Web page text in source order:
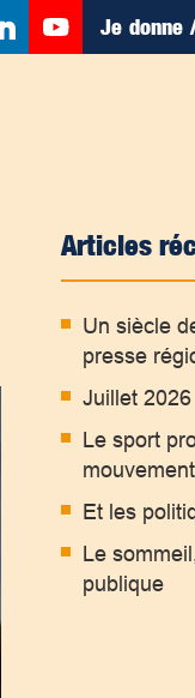
Je donne
Articles
Un siècle
presse
Juillet 2026
Le sport
Et les
Le
publique